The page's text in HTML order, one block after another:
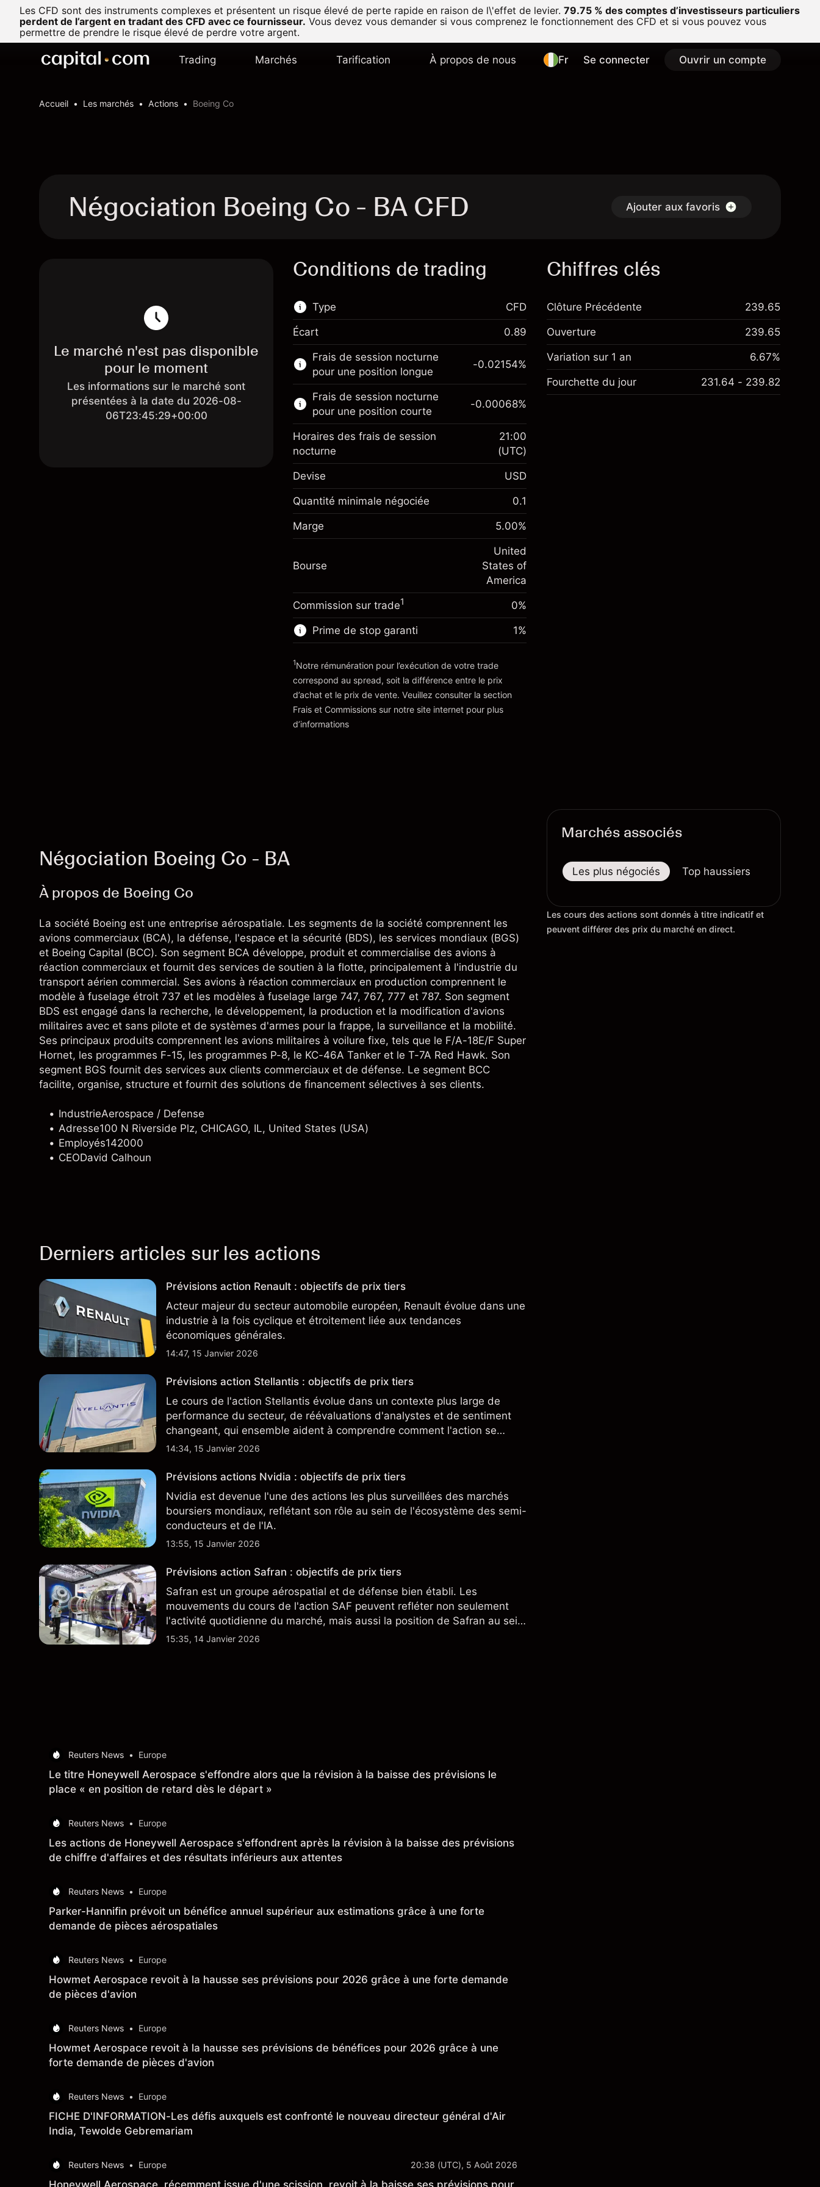
Les CFD sont des instruments complexes et présentent un risque élevé de perte rapide en raison de l\'effet de levier. 79.75 % des comptes d’investisseurs particuliers
perdent de l’argent en tradant des CFD avec ce fournisseur. Vous devez vous demander si vous comprenez le fonctionnement des CFD et si vous pouvez vous
permettre de prendre le risque élevé de perdre votre argent.
Trading Marchés Tarification À propos de nous Fr Se connecter Ouvrir un compte
Accueil Les marchés Actions Boeing Co
Négociation Boeing Co - BA CFD Ajouter aux favoris
Le marché n'est pas disponible
pour le moment
Les informations sur le marché sont
présentées à la date du 2026-08-
06T23:45:29+00:00
Conditions de trading
Type
Ce marché financier est disponible pour le
trading de CFD.
En savoir plus sur :
CFD
CFD
Écart 0.89
Frais de session nocturne
pour une position longue
Marge. Votre
investissement
$1,000.00
Ajustement des fonds de
Frais sur la valeur totale de la
-0.02154
(-$4.31)
Taille de la position avec effet de levier
Valeur nominale avec effet de levier
~$19,000.00
-0.02154%
Frais de session nocturne
pour une position courte
$1,000.00
overnight
position
-0.000682
(-$0.14)
Taille de la position avec effet de levier
~$20,000.00
Valeur nominale avec effet de levier
Vers la plateforme
-0.00068%
Horaires des frais de session
nocturne
21:00
(UTC)
Devise USD
Quantité minimale négociée 0.1
Marge 5.00%
Bourse
United
States of
America
Commission sur trade1 0%
Prime de stop garanti
'Tarifs et Frais
1%
1Notre rémunération pour l’exécution de votre trade
correspond au spread, soit la différence entre le prix
d’achat et le prix de vente. Veuillez consulter la section
Frais et Commissions sur notre site internet pour plus
d’informations
Chiffres clés
Clôture Précédente 239.65
Ouverture 239.65
Variation sur 1 an 6.67%
Fourchette du jour 231.64 - 239.82
Négociation Boeing Co - BA
À propos de Boeing Co
La société Boeing est une entreprise aérospatiale. Les segments de la société comprennent les
avions commerciaux (BCA), la défense, l'espace et la sécurité (BDS), les services mondiaux (BGS)
et Boeing Capital (BCC). Son segment BCA développe, produit et commercialise des avions à
réaction commerciaux et fournit des services de soutien à la flotte, principalement à l'industrie du
transport aérien commercial. Ses avions à réaction commerciaux en production comprennent le
modèle à fuselage étroit 737 et les modèles à fuselage large 747, 767, 777 et 787. Son segment
BDS est engagé dans la recherche, le développement, la production et la modification d'avions
militaires avec et sans pilote et de systèmes d'armes pour la frappe, la surveillance et la mobilité.
Ses principaux produits comprennent les avions militaires à voilure fixe, tels que le F/A-18E/F Super
Hornet, les programmes F-15, les programmes P-8, le KC-46A Tanker et le T-7A Red Hawk. Son
segment BGS fournit des services aux clients commerciaux et de défense. Le segment BCC
facilite, organise, structure et fournit des solutions de financement sélectives à ses clients.
IndustrieAerospace / Defense
Adresse100 N Riverside Plz, CHICAGO, IL, United States (USA)
Employés142000
CEODavid Calhoun
Derniers articles sur les actions
Prévisions action Renault : objectifs de prix tiers
Acteur majeur du secteur automobile européen, Renault évolue dans une
industrie à la fois cyclique et étroitement liée aux tendances
économiques générales.
14:47, 15 Janvier 2026
Prévisions action Stellantis : objectifs de prix tiers
Le cours de l'action Stellantis évolue dans un contexte plus large de
performance du secteur, de réévaluations d'analystes et de sentiment
changeant, qui ensemble aident à comprendre comment l'action se
négocie actuellement.
14:34, 15 Janvier 2026
Prévisions actions Nvidia : objectifs de prix tiers
Nvidia est devenue l'une des actions les plus surveillées des marchés
boursiers mondiaux, reflétant son rôle au sein de l'écosystème des semi-
conducteurs et de l'IA.
13:55, 15 Janvier 2026
Prévisions action Safran : objectifs de prix tiers
Safran est un groupe aérospatial et de défense bien établi. Les
mouvements du cours de l'action SAF peuvent refléter non seulement
l'activité quotidienne du marché, mais aussi la position de Safran au sein
du marché actions français et du secteur aérospatial et de la défense
15:35, 14 Janvier 2026
Reuters News • Europe
Le titre Honeywell Aerospace s'effondre alors que la révision à la baisse des prévisions le
place « en position de retard dès le départ »
Reuters News • Europe
Les actions de Honeywell Aerospace s'effondrent après la révision à la baisse des prévisions
de chiffre d'affaires et des résultats inférieurs aux attentes
Reuters News • Europe
Parker-Hannifin prévoit un bénéfice annuel supérieur aux estimations grâce à une forte
demande de pièces aérospatiales
Reuters News • Europe
Howmet Aerospace revoit à la hausse ses prévisions pour 2026 grâce à une forte demande
de pièces d'avion
Reuters News • Europe
Howmet Aerospace revoit à la hausse ses prévisions de bénéfices pour 2026 grâce à une
forte demande de pièces d'avion
Reuters News • Europe
FICHE D'INFORMATION-Les défis auxquels est confronté le nouveau directeur général d'Air
India, Tewolde Gebremariam
Reuters News • Europe 20:38 (UTC), 5 Août 2026
Honeywell Aerospace, récemment issue d'une scission, revoit à la baisse ses prévisions pour
Marchés associés
Les plus négociés Top haussiers
Les cours des actions sont donnés à titre indicatif et
peuvent différer des prix du marché en direct.